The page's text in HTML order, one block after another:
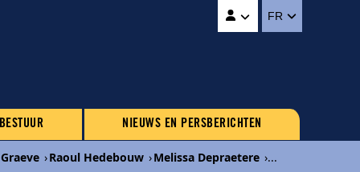
FR
NIEUWS EN PERSBERICHTEN
›Raoul Hedebouw ›Melissa Depraetere ›...